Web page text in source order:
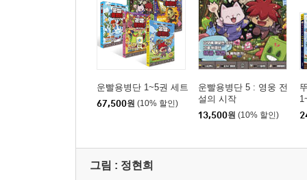
운빨용병단 1~5권 세트
67,500원 (10% 할인)
운빨용병단 5 : 영웅 전
설의 시작
13,500원 (10% 할인)
그림 : 정현희